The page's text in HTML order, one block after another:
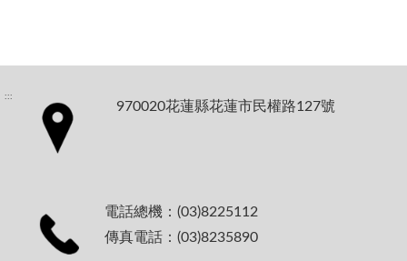
:::
970020花蓮縣花蓮市民權路127號
電話總機：(03)8225112
傳真電話：(03)8235890